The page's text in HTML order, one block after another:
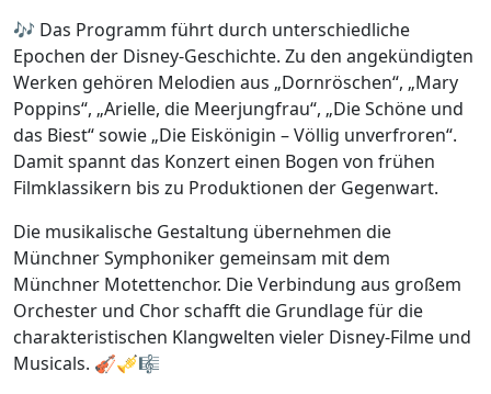
🎶 Das Programm führt durch unterschiedliche
Epochen der Disney-Geschichte. Zu den angekündigten
Werken gehören Melodien aus „Dornröschen“, „Mary
Poppins“, „Arielle, die Meerjungfrau“, „Die Schöne und
das Biest“ sowie „Die Eiskönigin – Völlig unverfroren“.
Damit spannt das Konzert einen Bogen von frühen
Filmklassikern bis zu Produktionen der Gegenwart.
Die musikalische Gestaltung übernehmen die
Münchner Symphoniker gemeinsam mit dem
Münchner Motettenchor. Die Verbindung aus großem
Orchester und Chor schafft die Grundlage für die
charakteristischen Klangwelten vieler Disney-Filme und
Musicals. 🎻🎺🎼